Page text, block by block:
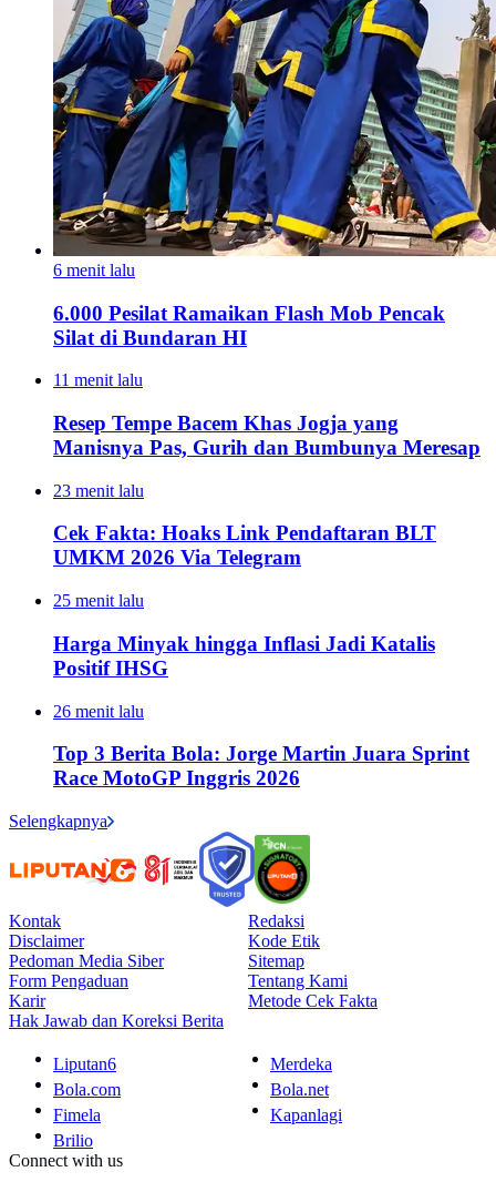
6 menit lalu
6.000 Pesilat Ramaikan Flash Mob Pencak
Silat di Bundaran HI
11 menit lalu
Resep Tempe Bacem Khas Jogja yang
Manisnya Pas, Gurih dan Bumbunya Meresap
23 menit lalu
Cek Fakta: Hoaks Link Pendaftaran BLT
UMKM 2026 Via Telegram
25 menit lalu
Harga Minyak hingga Inflasi Jadi Katalis
Positif IHSG
26 menit lalu
Top 3 Berita Bola: Jorge Martin Juara Sprint
Race MotoGP Inggris 2026
Selengkapnya
Kontak
Redaksi
Disclaimer
Kode Etik
Pedoman Media Siber
Sitemap
Form Pengaduan
Tentang Kami
Karir
Metode Cek Fakta
Hak Jawab dan Koreksi Berita
Liputan6
Merdeka
Bola.com
Bola.net
Fimela
Kapanlagi
Brilio
Connect with us